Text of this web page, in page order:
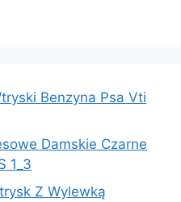
Benzyna Psa Vti
Damskie Czarne
1_3
Z Wylewką